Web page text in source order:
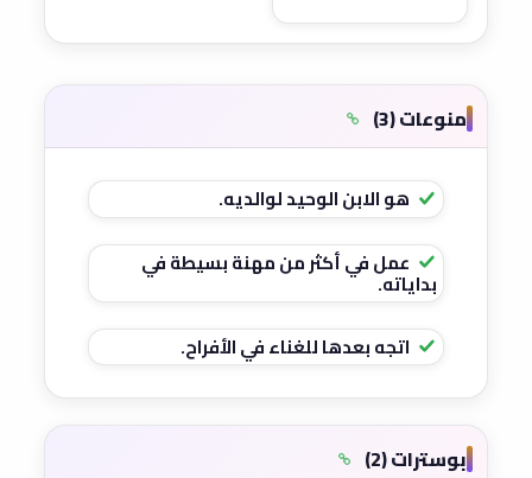
منوعات (3)
هو الابن الوحيد لوالديه.
عمل في أكثر من مهنة بسيطة في
بداياته.
اتجه بعدها للغناء في الأفراح.
بوسترات (2)